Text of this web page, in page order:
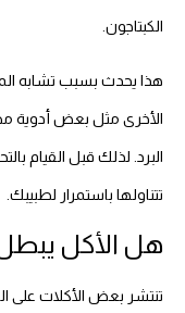
الكبتاجون.
هذا يحدث بسبب تشابه
الأخرى مثل بعض أدوية
البرد. لذلك قبل القيام
تتناولها باستمرار لطبيبك.
هل الأكل
تنتشر بعض الأكلات على